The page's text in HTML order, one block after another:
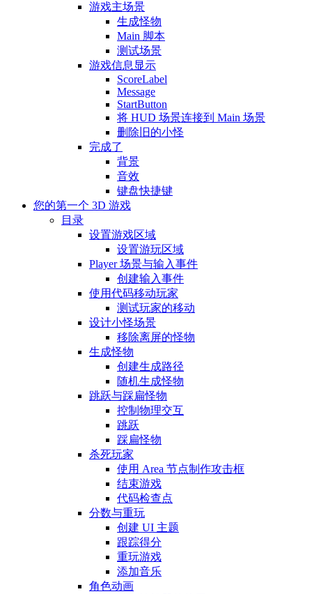
游戏主场景
生成怪物
Main 脚本
测试场景
游戏信息显示
ScoreLabel
Message
StartButton
将 HUD 场景连接到 Main 场景
删除旧的小怪
完成了
背景
音效
键盘快捷键
您的第一个 3D 游戏
目录
设置游戏区域
设置游玩区域
Player 场景与输入事件
创建输入事件
使用代码移动玩家
测试玩家的移动
设计小怪场景
移除离屏的怪物
生成怪物
创建生成路径
随机生成怪物
跳跃与踩扁怪物
控制物理交互
跳跃
踩扁怪物
杀死玩家
使用 Area 节点制作攻击框
结束游戏
代码检查点
分数与重玩
创建 UI 主题
跟踪得分
重玩游戏
添加音乐
角色动画